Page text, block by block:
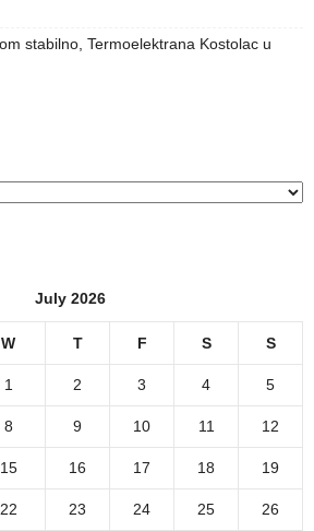
stabilno, Termoelektrana Kostolac u
July 2026
W T F S S
1 2 3 4 5
8 9 10 11 12
15 16 17 18 19
22 23 24 25 26